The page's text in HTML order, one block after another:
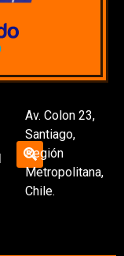
Av. Colon 23,
Santiago,
Región
Metropolitana,
Chile.